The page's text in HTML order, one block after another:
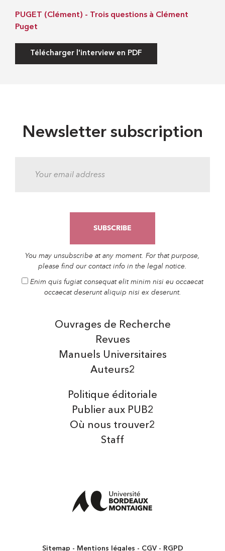
PUGET (Clément) - Trois questions à Clément
Puget
Télécharger l'interview en PDF
Newsletter subscription
You may unsubscribe at any moment. For that purpose,
please find our contact info in the legal notice.
Enim quis fugiat consequat elit minim nisi eu occaecat
occaecat deserunt aliquip nisi ex deserunt.
Auteurs2
Manuels Universitaires
Ouvrages de Recherche
Revues
Politique éditoriale
Publier aux PUB2
Où nous trouver2
Staff
Sitemap Mentions légales CGV RGPD